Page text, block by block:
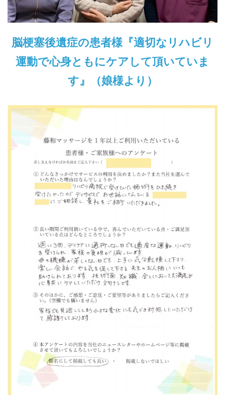
脳梗塞後遺症の患者様『適切なリハビリ
運動で心身ともにケアして頂いていま
す』（娘様より）